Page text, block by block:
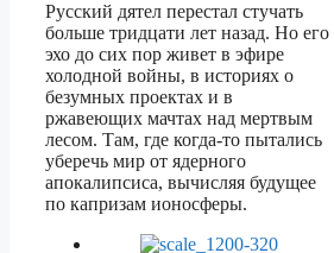
Русский дятел перестал стучать
больше тридцати лет назад. Но его
эхо до сих пор живет в эфире
холодной войны, в историях о
безумных проектах и в
ржавеющих мачтах над мертвым
лесом. Там, где когда-то пытались
уберечь мир от ядерного
апокалипсиса, вычисляя будущее
по капризам ионосферы.